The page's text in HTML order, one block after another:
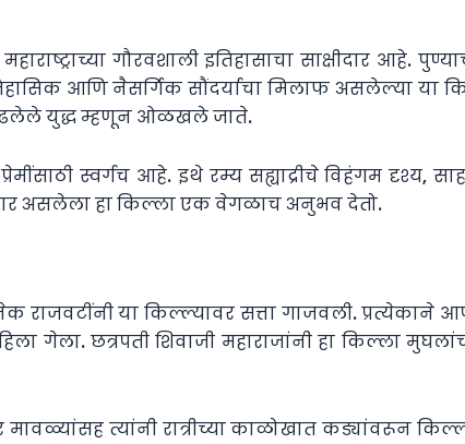
गौरवशाली इतिहासाचा साक्षीदार आहे.
आणि नैसर्गिक सौंदर्याचा मिलाफ असलेल्या या
लढलेले युद्ध म्हणून ओळखले जाते.
स्वर्गच आहे. इथे रम्य सह्याद्रीचे विहंगम दृश्य,
असलेला हा किल्ला एक वेगळाच अनुभव देतो.
राजवटींनी या किल्ल्यावर सत्ता गाजवली. प्रत्येकाने
गेला. छत्रपती शिवाजी महाराजांनी हा किल्ला
त्यांनी रात्रीच्या काळोखात कड्यांवरून